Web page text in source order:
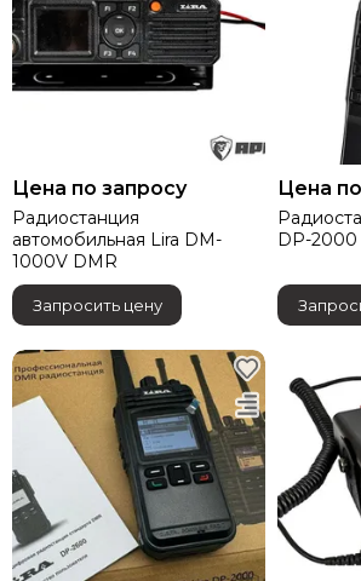
Baltmotors
YAKEDA
МОЛОТ
Rhino Rescue
FCS
ZTAC
MIL-TEC
VANEDA
ФАРАДЕЙ
PRABOS
CARINTHIA
EMERSON GEAR
Gongtex Tactical
HELIKON TEX
БТК ГРУПП
3M
AKADEMIA
Any Tone
Цена по запросу
Радиостанция
автомобильная Lira DM-
1000V DMR
Запросить цену
Цена
DP-2000